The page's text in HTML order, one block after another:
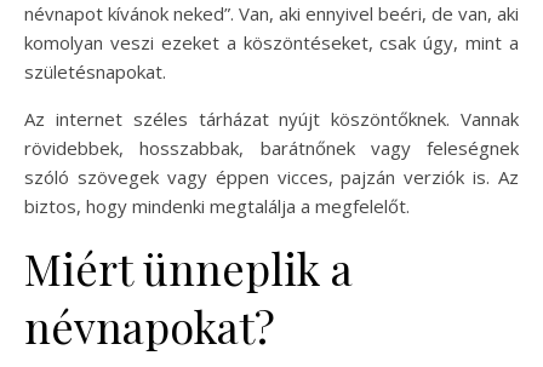
névnapot kívánok neked”. Van, aki ennyivel beéri, de van, aki
komolyan veszi ezeket a köszöntéseket, csak úgy, mint a
születésnapokat.
Az internet széles tárházat nyújt köszöntőknek. Vannak
rövidebbek, hosszabbak, barátnőnek vagy feleségnek
szóló szövegek vagy éppen vicces, pajzán verziók is. Az
biztos, hogy mindenki megtalálja a megfelelőt.
Miért ünneplik a
névnapokat?